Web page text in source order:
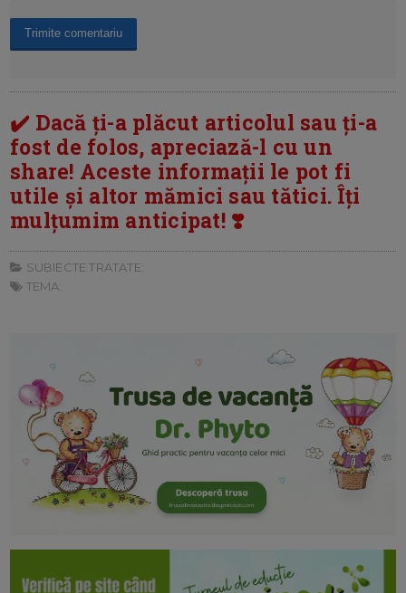
✔️ Dacă ți-a plăcut articolul sau ți-a
fost de folos, apreciază-l cu un
share! Aceste informații le pot fi
utile și altor mămici sau tătici. Îți
mulțumim anticipat! ❣️
SUBIECTE TRATATE:
TEMA: